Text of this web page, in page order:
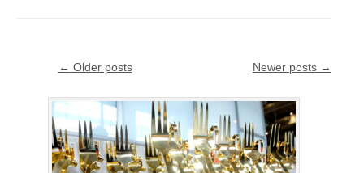
Post navigation
← Older posts Newer posts →